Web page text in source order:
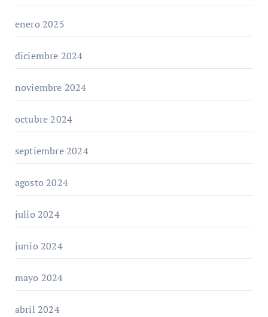
enero 2025
diciembre 2024
noviembre 2024
octubre 2024
septiembre 2024
agosto 2024
julio 2024
junio 2024
mayo 2024
abril 2024